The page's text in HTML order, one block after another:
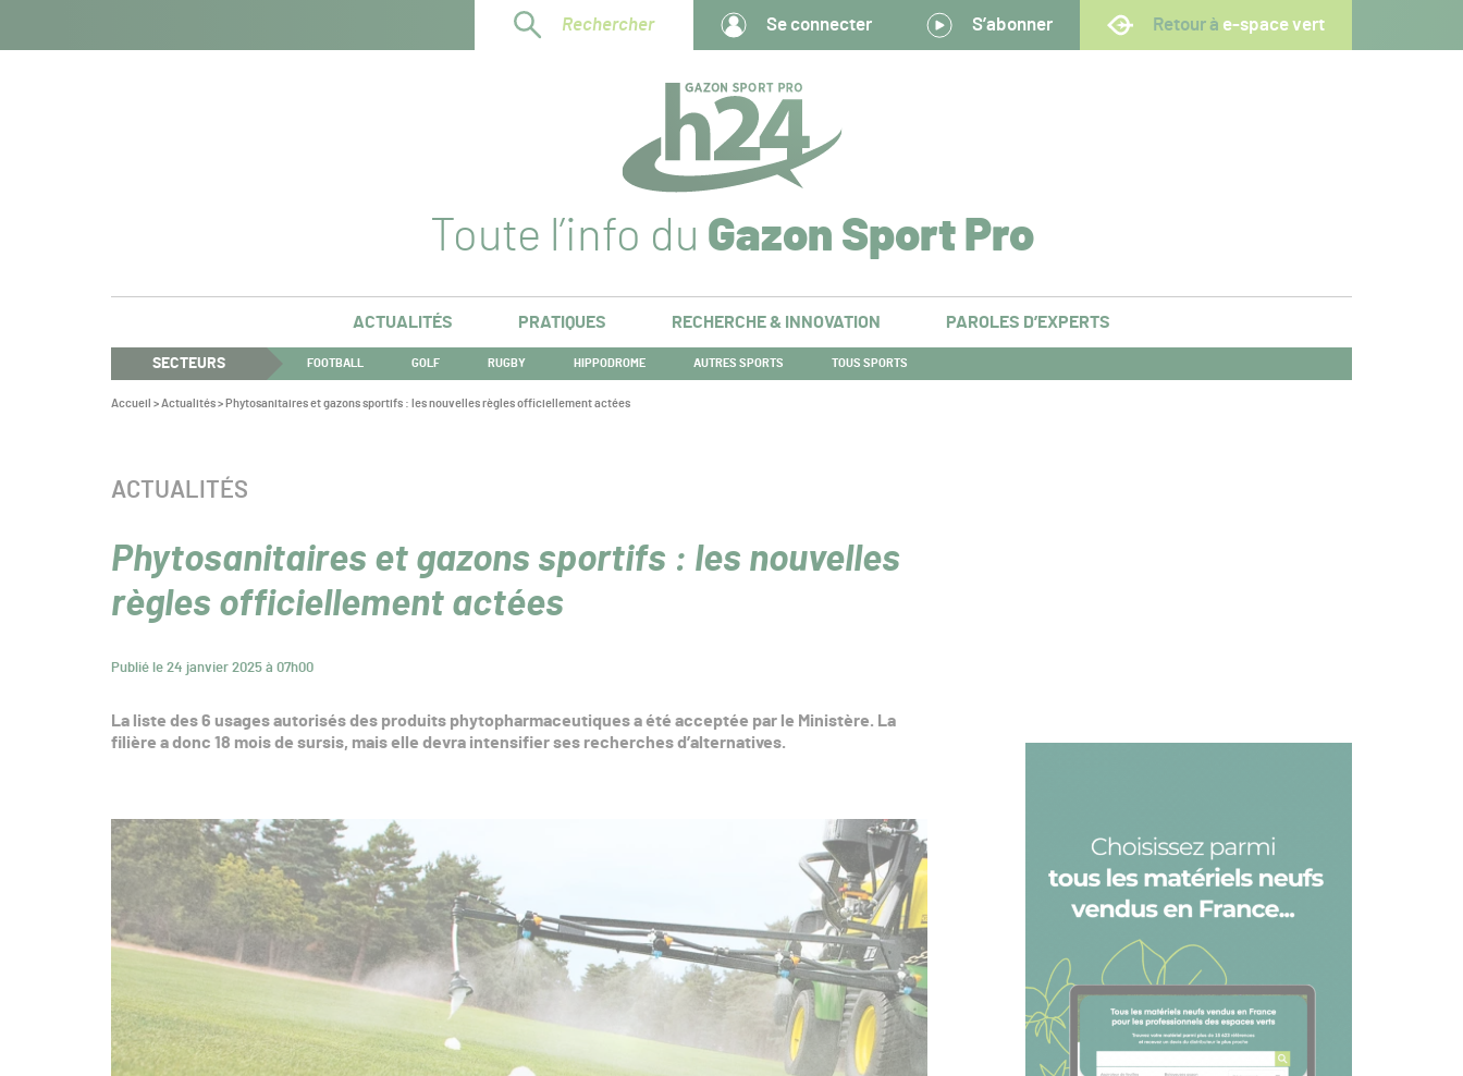
Rechercher Se connecter S’abonner Retour à e-space vert
Toute l’info du Gazon Sport Pro
ACTUALITÉS PRATIQUES RECHERCHE & INNOVATION PAROLES D’EXPERTS
SECTEURS FOOTBALL GOLF RUGBY HIPPODROME AUTRES SPORTS TOUS SPORTS
Vous
Accueil >Actualités> Phytosanitaires et gazons sportifs : les nouvelles règles officiellement actées
Phytosanitaires et gazons sportifs : les nouvelles
règles officiellement actées
Publié le 24 janvier 2025 à 07h00
CATÉGORIE :
ACTUALITÉS
La liste des 6 usages autorisés des produits phytopharmaceutiques a été acceptée par le Ministère. La
filière a donc 18 mois de sursis, mais elle devra intensifier ses recherches d’alternatives.